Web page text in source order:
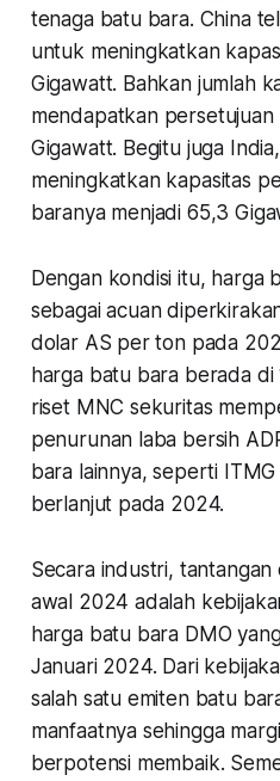
tenaga batu bara. China
untuk meningkatkan
Gigawatt. Bahkan jumlah
mendapatkan persetujuan
Gigawatt. Begitu juga
meningkatkan kapasitas
baranya menjadi 65,3
Dengan kondisi itu, harga
sebagai acuan
dolar AS per ton pada
harga batu bara berada
riset MNC sekuritas
penurunan laba bersih
bara lainnya, seperti
berlanjut pada 2024.
Secara industri,
awal 2024 adalah
harga batu bara DMO
Januari 2024. Dari
salah satu emiten batu
manfaatnya sehingga
berpotensi membaik.